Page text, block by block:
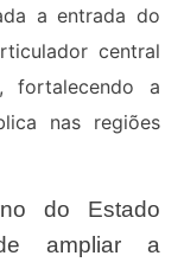
a entrada do
central
fortalecendo a
nas regiões
ampliar a